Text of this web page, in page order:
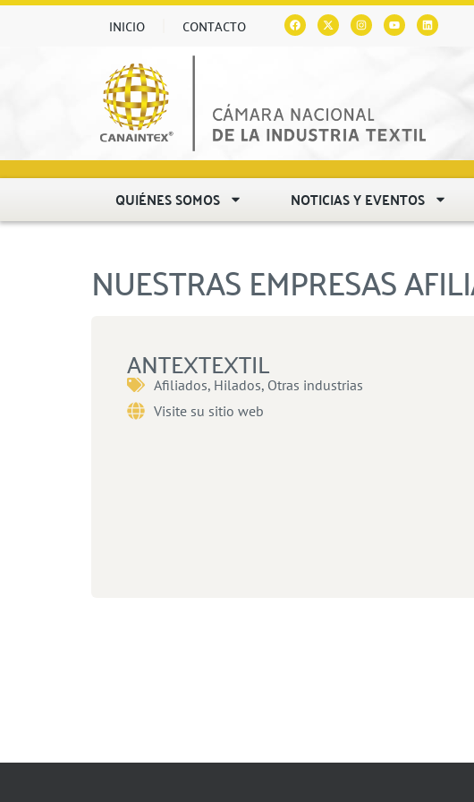
INICIO CONTACTO
QUIÉNES SOMOS NOTICIAS Y EVENTOS
NUESTRAS EMPRESAS
ANTEXTEXTIL
Afiliados, Hilados, Otras industrias
Visite su sitio web